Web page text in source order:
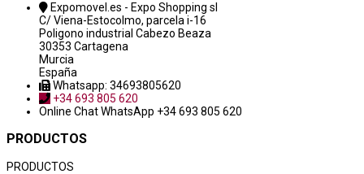
Expomovel.es - Expo Shopping sl
C/ Viena-Estocolmo, parcela i-16
Poligono industrial Cabezo Beaza
30353 Cartagena
Murcia
España
Whatsapp: 34693805620
+34 693 805 620
Online ChatWhatsApp +34 693 805 620
PRODUCTOS
PRODUCTOS